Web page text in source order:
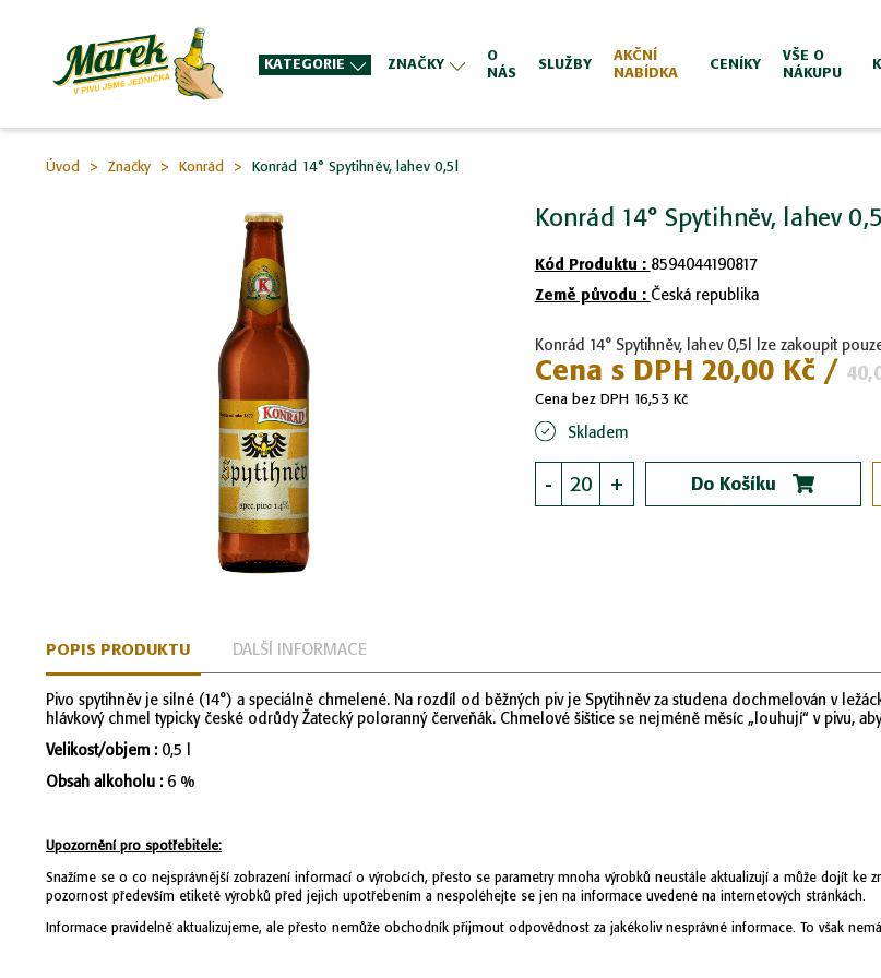
KATEGORIE ZNAČKY
O
NÁS
SLUŽBY
AKČNÍ
NABÍDKA
CENÍKY
VŠE O
NÁKUPU
Úvod Značky Konrád Konrád 14° Spytihněv, lahev 0,5l
Přeskočit
na
konec
galerie
s
obrázky
začátek
obrázky
Konrád 14° Spytihněv, lahev
Kód Produktu : 8594044190817
Země původu : Česká republika
Konrád 14° Spytihněv, lahev 0,5l lze zakoupit
Cena s DPH 20,00 Kč /
Cena bez DPH 16,53 Kč
Skladem
- + Do Košíku
POPIS PRODUKTU DALŠÍ INFORMACE
Pivo spytihněv je silné (14°) a speciálně chmelené. Na rozdíl od běžných piv je Spytihněv za studena dochmelován v
hlávkový chmel typicky české odrůdy Žatecký poloranný červeňák. Chmelové šištice se nejméně měsíc „louhují“ v pivu,
Velikost/objem : 0,5 l
Obsah alkoholu : 6 %
Upozornění pro spotřebitele:
Snažíme se o co nejsprávnější zobrazení informací o výrobcích, přesto se parametry mnoha výrobků neustále aktualizují a může dojít ke
pozornost především etiketě výrobků před jejich upotřebením a nespoléhejte se jen na informace uvedené na internetových stránkách.
Informace pravidelně aktualizujeme, ale přesto nemůže obchodník přijmout odpovědnost za jakékoliv nesprávné informace. To však nemá